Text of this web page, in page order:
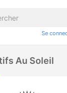
Se
Au Soleil